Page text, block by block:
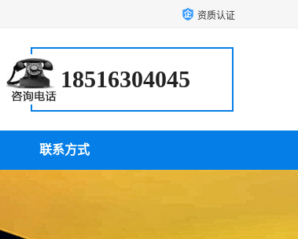
资质认证
18516304045
联系方式